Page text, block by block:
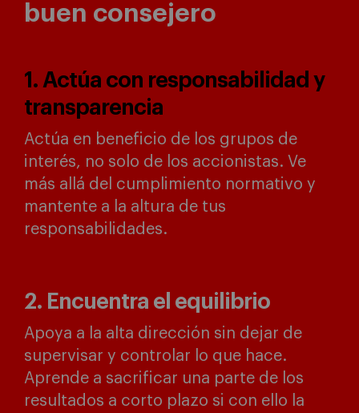
buen consejero
1. Actúa con responsabilidad y
transparencia
Actúa en beneficio de los grupos de
interés, no solo de los accionistas. Ve
más allá del cumplimiento normativo y
mantente a la altura de tus
responsabilidades.
2. Encuentra el equilibrio
Apoya a la alta dirección sin dejar de
supervisar y controlar lo que hace.
Aprende a sacrificar una parte de los
resultados a corto plazo si con ello la